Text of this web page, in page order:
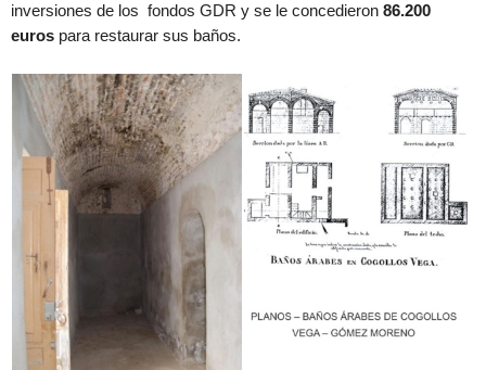
inversiones de los fondos GDR y se le concedieron 86.200
euros para restaurar sus baños.